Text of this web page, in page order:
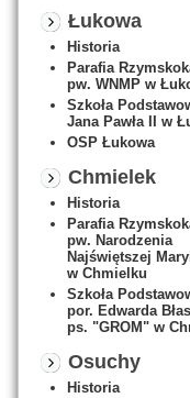
Łukowa
Historia
Parafia
pw. WNMP w
Szkoła
Jana Pawła II w
OSP Łukowa
Chmielek
Historia
Parafia
pw. Narodzenia
Najświętszej
w Chmielku
Szkoła
por. Edwarda
ps. "GROM" w
Osuchy
Historia